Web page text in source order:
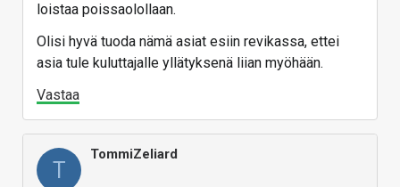
loistaa poissaolollaan.
Olisi hyvä tuoda nämä asiat esiin revikassa, ettei
asia tule kuluttajalle yllätyksenä liian myöhään.
Vastaa
T
TommiZeliard